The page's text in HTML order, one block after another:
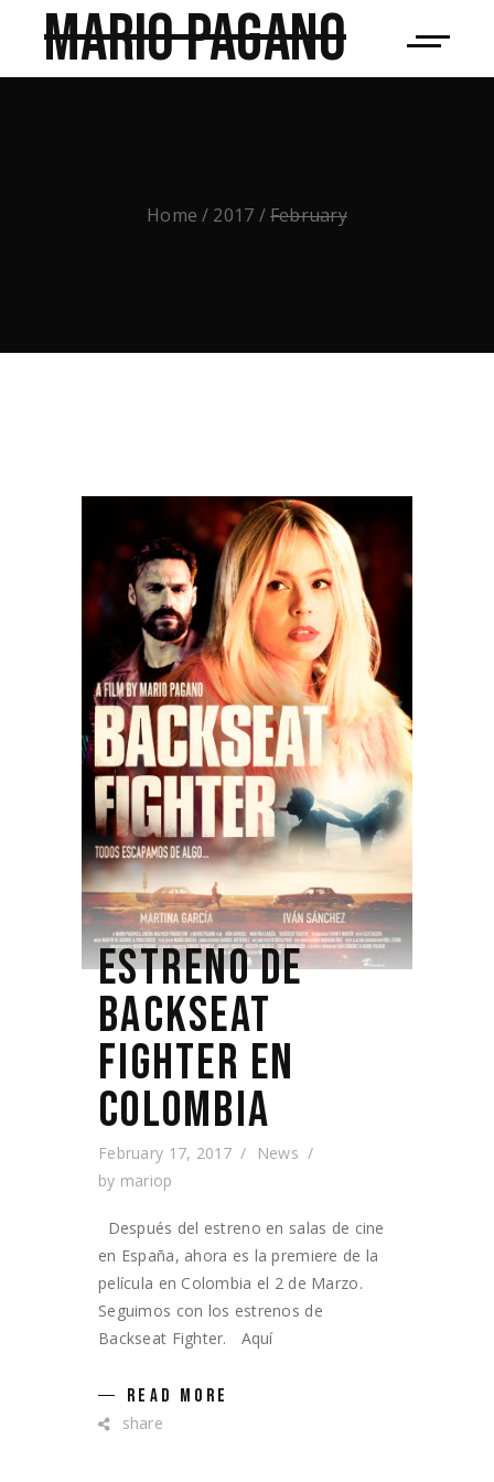
Mario Pagano
Home 2017 February
ESTRENO DE
BACKSEAT
FIGHTER EN
COLOMBIA
February 17, 2017
News
by mariop
Después del estreno en salas de cine
en España, ahora es la premiere de la
película en Colombia el 2 de Marzo.
Seguimos con los estrenos de
Backseat Fighter. Aquí
READ MORE
share